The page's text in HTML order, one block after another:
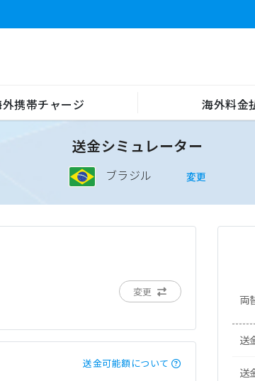
携帯チャージ 海外料金
送金シミュレーター
ブラジル 変更
変更
送金可能額について
両
送
送